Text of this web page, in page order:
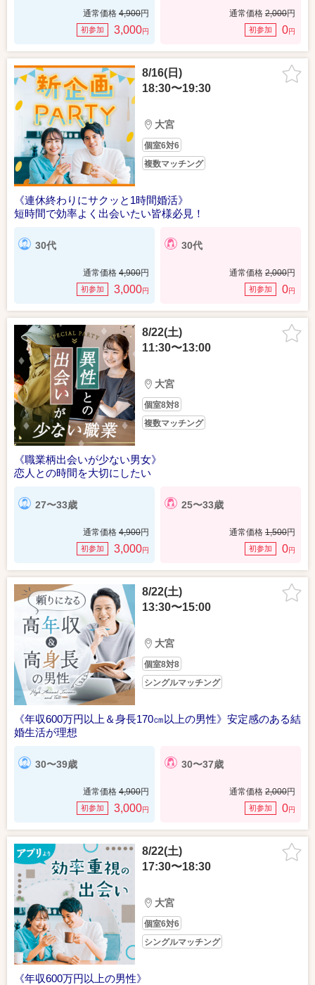
通常価格 4,900円
初参加 3,000円
通常価格 2,000円
初参加 0円
8/16(日)
18:30〜19:30
大宮
個室6対6
複数マッチング
《連休終わりにサクッと1時間婚活》
短時間で効率よく出会いたい皆様必見！
30代
通常価格 4,900円
初参加 3,000円
30代
通常価格 2,000円
初参加 0円
8/22(土)
11:30〜13:00
大宮
個室8対8
複数マッチング
《職業柄出会いが少ない男女》
恋人との時間を大切にしたい
27〜33歳
通常価格 4,900円
初参加 3,000円
25〜33歳
通常価格 1,500円
初参加 0円
8/22(土)
13:30〜15:00
大宮
個室8対8
シングルマッチング
《年収600万円以上＆身長170㎝以上の男性》安定感のある結
婚生活が理想
30〜39歳
通常価格 4,900円
初参加 3,000円
30〜37歳
通常価格 2,000円
初参加 0円
8/22(土)
17:30〜18:30
大宮
個室6対6
シングルマッチング
《年収600万円以上の男性》